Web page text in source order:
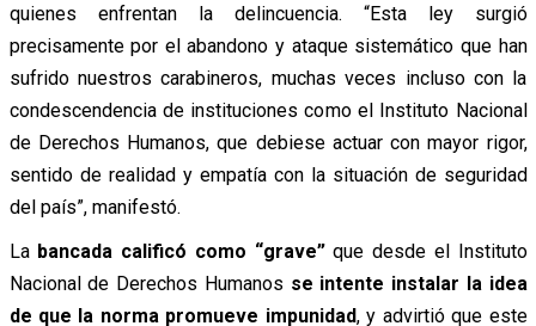
quienes enfrentan la delincuencia. “Esta ley surgió
precisamente por el abandono y ataque sistemático que han
sufrido nuestros carabineros, muchas veces incluso con la
condescendencia de instituciones como el Instituto Nacional
de Derechos Humanos, que debiese actuar con mayor rigor,
sentido de realidad y empatía con la situación de seguridad
del país”, manifestó.
Labancada calificó como “grave”que desde el Instituto
Nacional de Derechos Humanos se intente instalar la idea
de que la norma promueve impunidad, y advirtió que este